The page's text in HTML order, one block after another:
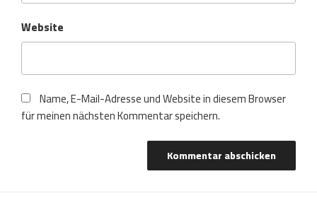
Website
Name, E-Mail-Adresse und Website in diesem Browser
für meinen nächsten Kommentar speichern.